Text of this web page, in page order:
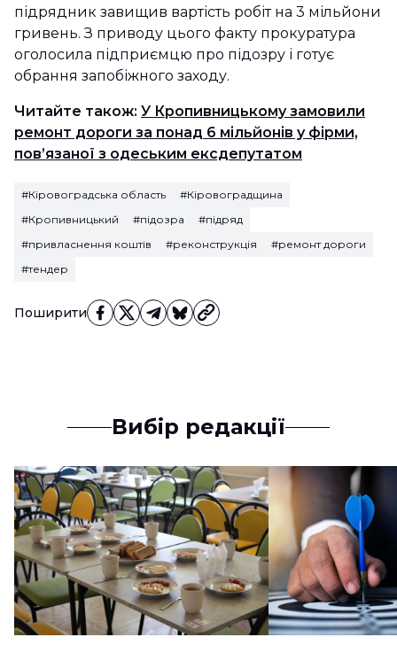
Поширити
підрядник завищив вартість робіт на 3 мільйони
гривень. З приводу цього факту прокуратура
оголосила підприємцю про підозру і готує
обрання запобіжного заходу.
Читайте також: У Кропивницькому замовили
ремонт дороги за понад 6 мільйонів у фірми,
пов’язаної з одеським ексдепутатом
#Кіровоградська область
#Кіровоградщина
#Кропивницький
#підозра
#підряд
#привласнення коштів
#реконструкція
#ремонт дороги
#тендер
Вибір редакції